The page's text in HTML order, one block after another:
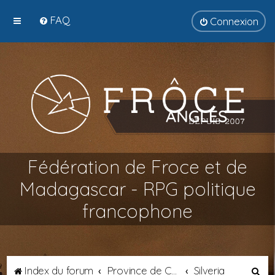
FAQ Connexion
Fédération de Froce et de
Madagascar - RPG politique
francophone
Index du forum Province de Catalogne Silveria